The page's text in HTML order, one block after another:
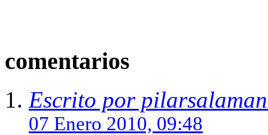
comentarios
Escrito por
07 Enero 2010, 09:48